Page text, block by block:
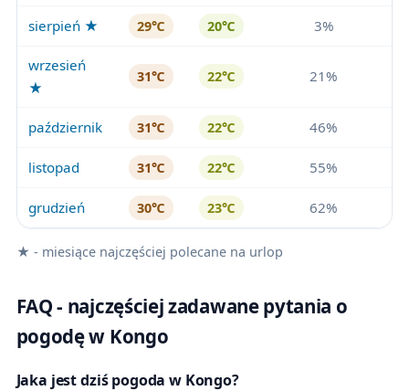
sierpień ★ 29℃ 20℃ 3%
wrzesień
★
31℃ 22℃ 21%
październik 31℃ 22℃ 46%
listopad 31℃ 22℃ 55%
grudzień 30℃ 23℃ 62%
★ - miesiące najczęściej polecane na urlop
FAQ - najczęściej zadawane pytania o
pogodę w Kongo
Jaka jest dziś pogoda w Kongo?